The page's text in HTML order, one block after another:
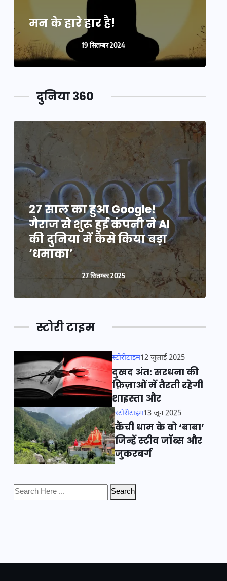
मन के हारे हार है!
19 सितम्बर 2024
दुनिया 360
27 साल का हुआ Google!
गैराज से शुरू हुई कंपनी ने AI
की दुनिया में कैसे किया बड़ा
‘धमाका’
27 सितम्बर 2025
स्टोरी टाइम
स्टोरीटाइम12 जुलाई 2025
दुखद अंत: सरधना की
फ़िज़ाओं में तैरती रहेगी
शाइस्ता और
स्टोरीटाइम13 जून 2025
कैंची धाम के वो ‘बाबा’
जिन्हें स्टीव जॉब्स और
जुकरबर्ग
Search